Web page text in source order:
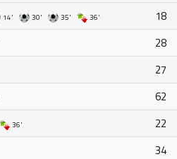
14' 30' 35' 36'
36'
18
28
27
62
22
34